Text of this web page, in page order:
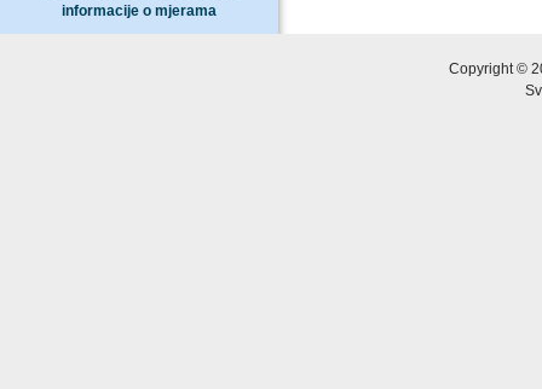
informacije o mjerama
Copyright ©